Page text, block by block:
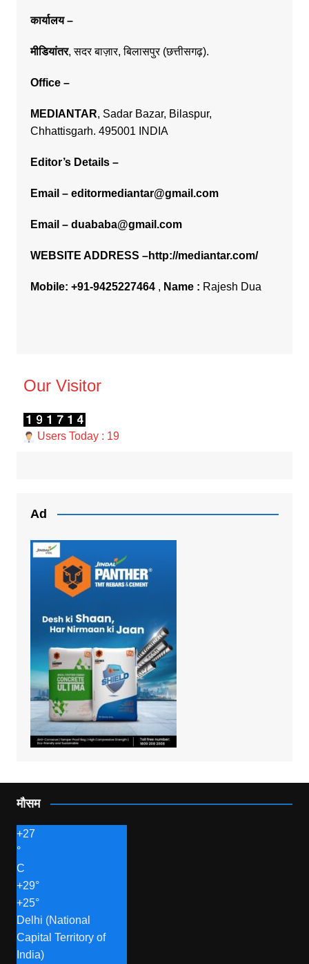
कार्यालय –
मीडियांतर,सदर बाज़ार,बिलासपुर (छत्तीसगढ़).
Office–
MEDIANTAR, Sadar Bazar, Bilaspur,
Chhattisgarh. 495001 INDIA
Editor’s Details –
Email – editormediantar@gmail.com
Email – duababa@gmail.com
WEBSITE ADDRESS –http://mediantar.com/
Mobile: +91-9425227464, Name : Rajesh Dua
Our Visitor
Users Today : 19
Ad
मौसम
+27
°
C
+29°
+25°
Delhi (National
Capital Territory of
India)